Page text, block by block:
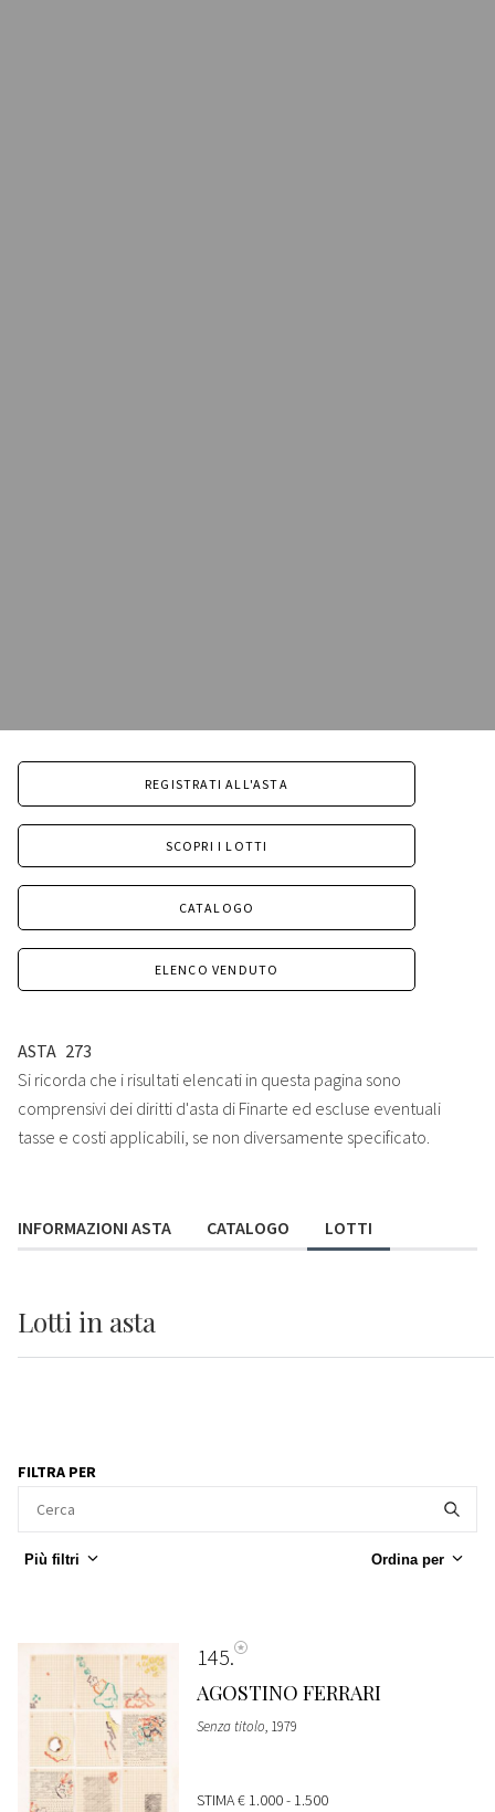
REGISTRATI ALL'ASTA
SCOPRI I LOTTI
CATALOGO
ELENCO VENDUTO
ASTA 273
Si ricorda che i risultati elencati in questa pagina sono
comprensivi dei diritti d'asta di Finarte ed escluse eventuali
tasse e costi applicabili, se non diversamente specificato.
INFORMAZIONI ASTA CATALOGO LOTTI
Lotti in asta
FILTRA PER
Più filtri Ordina per
145
AGOSTINO FERRARI
Senza titolo, 1979
STIMA€ 1.000 - 1.500